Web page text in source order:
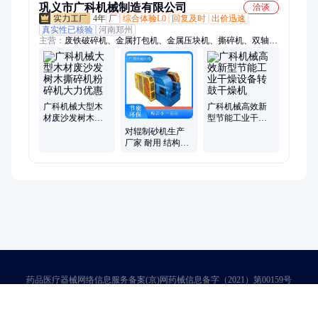
巩义市广科机械制造有限公司
洽谈
4年 厂 综合体验L0 回复及时 出价迅速
真实性已核验 河南郑州
主营： 废铁破碎机、金属打包机、金属压块机、撕碎机、双轴撕
碎机、抓钢机、移动车载打包机、河南机械、废钢破碎机、滚筒
烘干机、对辊破碎机、金属破碎机、球磨机、节能球磨机、污泥
烘干机、煤泥烘干机、断桥铝破碎机、废铝打包机、固定抓钢
机、立式打包机、废纸打包机、易拉罐打包机
广科机械大型木
材废沙发树木撕
对辊制砂机生产
厂家 耐用 结构紧
广科机械高效新
型节能工业干燥
药品医疗器械网络信息服务备案(京)网药械信息备字（2021）第00159号